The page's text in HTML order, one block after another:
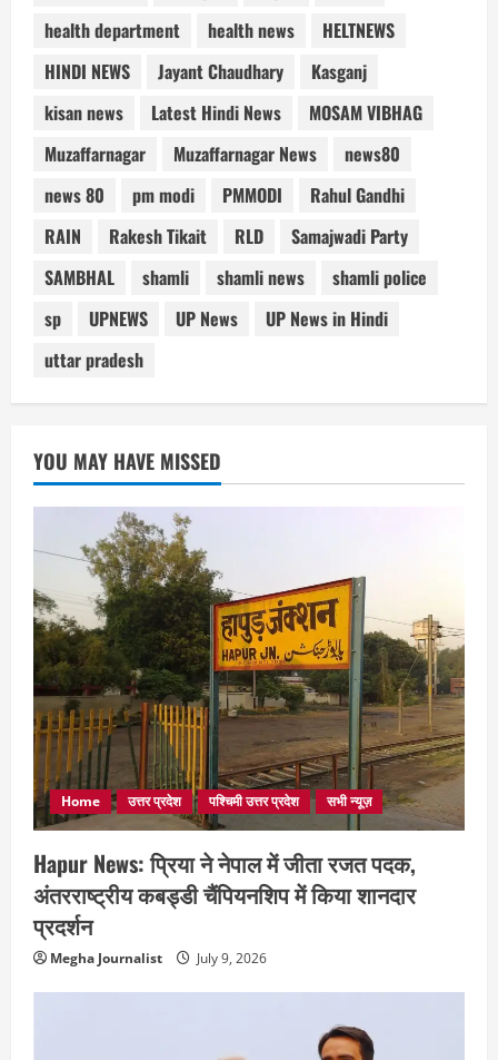
health department
health news
HELTNEWS
HINDI NEWS
Jayant Chaudhary
Kasganj
kisan news
Latest Hindi News
MOSAM VIBHAG
Muzaffarnagar
Muzaffarnagar News
news80
news 80
pm modi PMMODI
Rahul Gandhi
RAIN
Rakesh Tikait RLD
Samajwadi Party
SAMBHAL
shamli shamli news
shamli police
sp
UPNEWS UP News
UP News in Hindi
uttar pradesh
YOU MAY HAVE MISSED
Home उत्तर प्रदेश पश्चिमी उत्तर प्रदेश सभी न्यूज़
Hapur News: प्रिया ने नेपाल में जीता रजत पदक,
अंतरराष्ट्रीय कबड्डी चैंपियनशिप में किया शानदार
प्रदर्शन
Megha Journalist July 9, 2026